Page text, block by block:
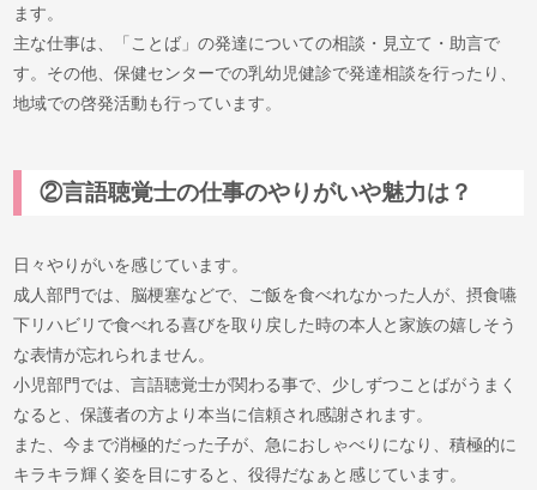
ます。
主な仕事は、「ことば」の発達についての相談・見立て・助言で
す。その他、保健センターでの乳幼児健診で発達相談を行ったり、
地域での啓発活動も行っています。
②言語聴覚士の仕事のやりがいや魅力は？
日々やりがいを感じています。
成人部門では、脳梗塞などで、ご飯を食べれなかった人が、摂食嚥
下リハビリで食べれる喜びを取り戻した時の本人と家族の嬉しそう
な表情が忘れられません。
小児部門では、言語聴覚士が関わる事で、少しずつことばがうまく
なると、保護者の方より本当に信頼され感謝されます。
また、今まで消極的だった子が、急におしゃべりになり、積極的に
キラキラ輝く姿を目にすると、役得だなぁと感じています。